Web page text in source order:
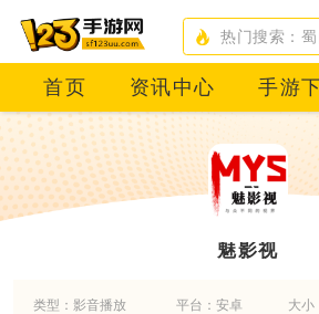
首页 资讯中心 手游
魅影视
类型：影音播放 平台：安卓 大小